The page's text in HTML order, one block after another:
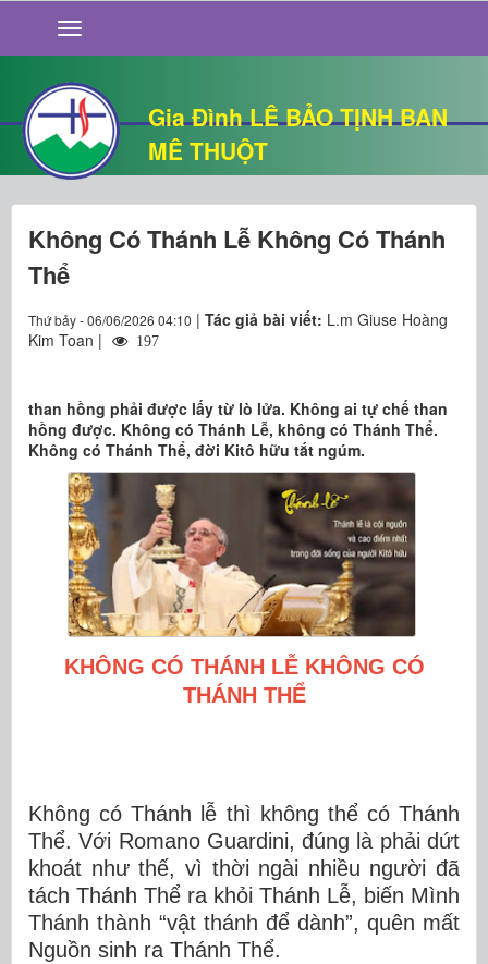
Gia Đình LÊ BẢO TỊNH BAN
MÊ THUỘT
GIỚI THIỆU
TIN TỨC
SỐNG ĐẠO
CHUYỆN NHÀ
QUÁN VĂN
THƯ GIÃN
Không Có Thánh Lễ Không Có Thánh
Thể
Thứ bảy - 06/06/2026 04:10 | Tác giả bài viết: L.m Giuse Hoàng
Kim Toan |
197
than hồng phải được lấy từ lò lửa. Không ai tự chế than
hồng được. Không có Thánh Lễ, không có Thánh Thể.
Không có Thánh Thể, đời Kitô hữu tắt ngúm.
KHÔNG CÓ THÁNH LỄ KHÔNG CÓ
THÁNH THỂ
Không có Thánh lễ thì không thể có Thánh
Thể. Với Romano Guardini, đúng là phải dứt
khoát như thế, vì thời ngài nhiều người đã
tách Thánh Thể ra khỏi Thánh Lễ, biến Mình
Thánh thành “vật thánh để dành”, quên mất
Nguồn sinh ra Thánh Thể.